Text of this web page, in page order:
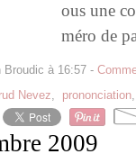
ous une
méro de
Broudic à 16:57 -
Nevez, prononciation,
2009